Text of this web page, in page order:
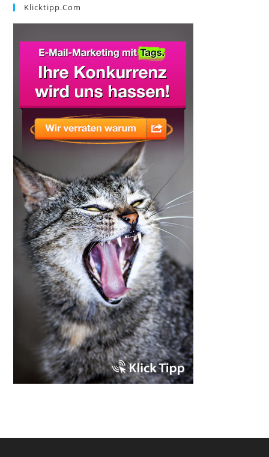
Klicktipp.com